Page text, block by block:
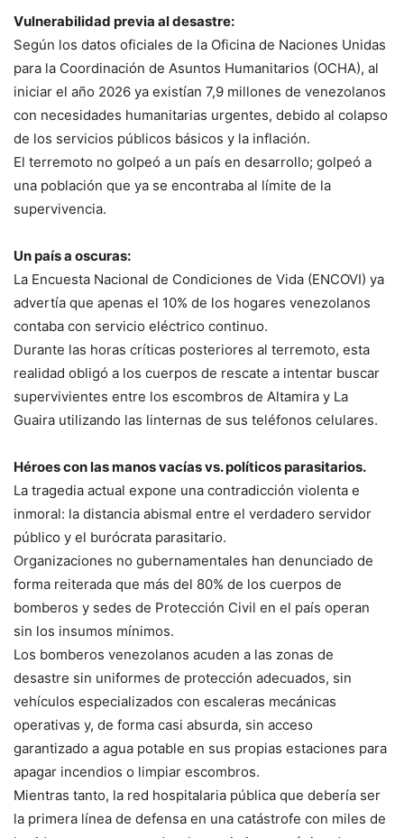
Vulnerabilidad previa al desastre:
Según los datos oficiales de la Oficina de Naciones Unidas
para la Coordinación de Asuntos Humanitarios (OCHA), al
iniciar el año 2026 ya existían 7,9 millones de venezolanos
con necesidades humanitarias urgentes, debido al colapso
de los servicios públicos básicos y la inflación.
El terremoto no golpeó a un país en desarrollo; golpeó a
una población que ya se encontraba al límite de la
supervivencia.
Un país a oscuras:
La Encuesta Nacional de Condiciones de Vida (ENCOVI) ya
advertía que apenas el 10% de los hogares venezolanos
contaba con servicio eléctrico continuo.
Durante las horas críticas posteriores al terremoto, esta
realidad obligó a los cuerpos de rescate a intentar buscar
supervivientes entre los escombros de Altamira y La
Guaira utilizando las linternas de sus teléfonos celulares.
Héroes con las manos vacías vs. políticos parasitarios.
La tragedia actual expone una contradicción violenta e
inmoral: la distancia abismal entre el verdadero servidor
público y el burócrata parasitario.
Organizaciones no gubernamentales han denunciado de
forma reiterada que más del 80% de los cuerpos de
bomberos y sedes de Protección Civil en el país operan
sin los insumos mínimos.
Los bomberos venezolanos acuden a las zonas de
desastre sin uniformes de protección adecuados, sin
vehículos especializados con escaleras mecánicas
operativas y, de forma casi absurda, sin acceso
garantizado a agua potable en sus propias estaciones para
apagar incendios o limpiar escombros.
Mientras tanto, la red hospitalaria pública que debería ser
la primera línea de defensa en una catástrofe con miles de